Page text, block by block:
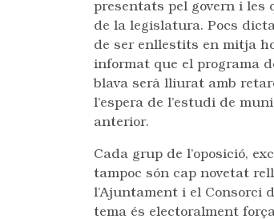
presentats pel govern i les
de la legislatura. Pocs
de ser enllestits en mitja
informat que el programa
blava serà lliurat amb
l’espera de l’estudi de
anterior.
Cada grup de l’oposició,
tampoc són cap novetat
l’Ajuntament i el Consorci
tema és electoralment